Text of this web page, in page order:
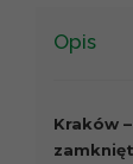
Opis
Kraków